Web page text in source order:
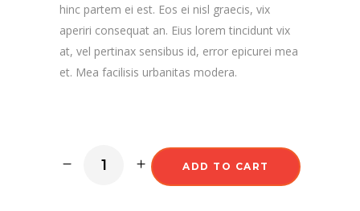
hinc partem ei est. Eos ei nisl graecis, vix
aperiri consequat an. Eius lorem tincidunt vix
at, vel pertinax sensibus id, error epicurei mea
et. Mea facilisis urbanitas modera.
ADD TO CART